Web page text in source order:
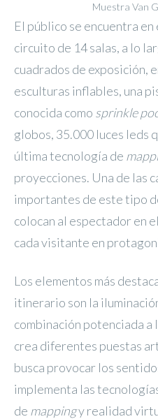
Muestra Van
El público se encuentra
circuito de 14 salas, a lo
cuadrados de exposición,
esculturas inflables, una
conocida como sprinkle
globos, 35.000 luces leds
última tecnología de
proyecciones. Una de las
importantes de este tipo
colocan al espectador en
cada visitante en
Los elementos más
itinerario son la
combinación potenciada a
crea diferentes puestas
busca provocar los
implementa las
de mappingy realidad